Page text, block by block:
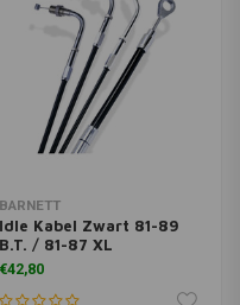
BARNETT
Idle Kabel Zwart 81-89
B.T. / 81-87 XL
€42,80